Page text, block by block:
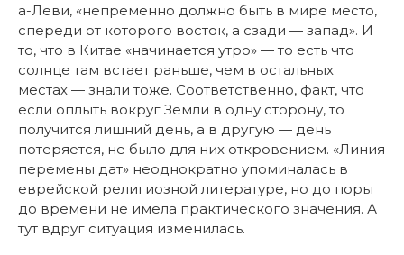
а-Леви, «непременно должно быть в мире место,
спереди от которого восток, а сзади — запад». И
то, что в Китае «начинается утро» — то есть что
солнце там встает раньше, чем в остальных
местах — знали тоже. Соответственно, факт, что
если оплыть вокруг Земли в одну сторону, то
получится лишний день, а в другую — день
потеряется, не было для них откровением. «Линия
перемены дат» неоднократно упоминалась в
еврейской религиозной литературе, но до поры
до времени не имела практического значения. А
тут вдруг ситуация изменилась.